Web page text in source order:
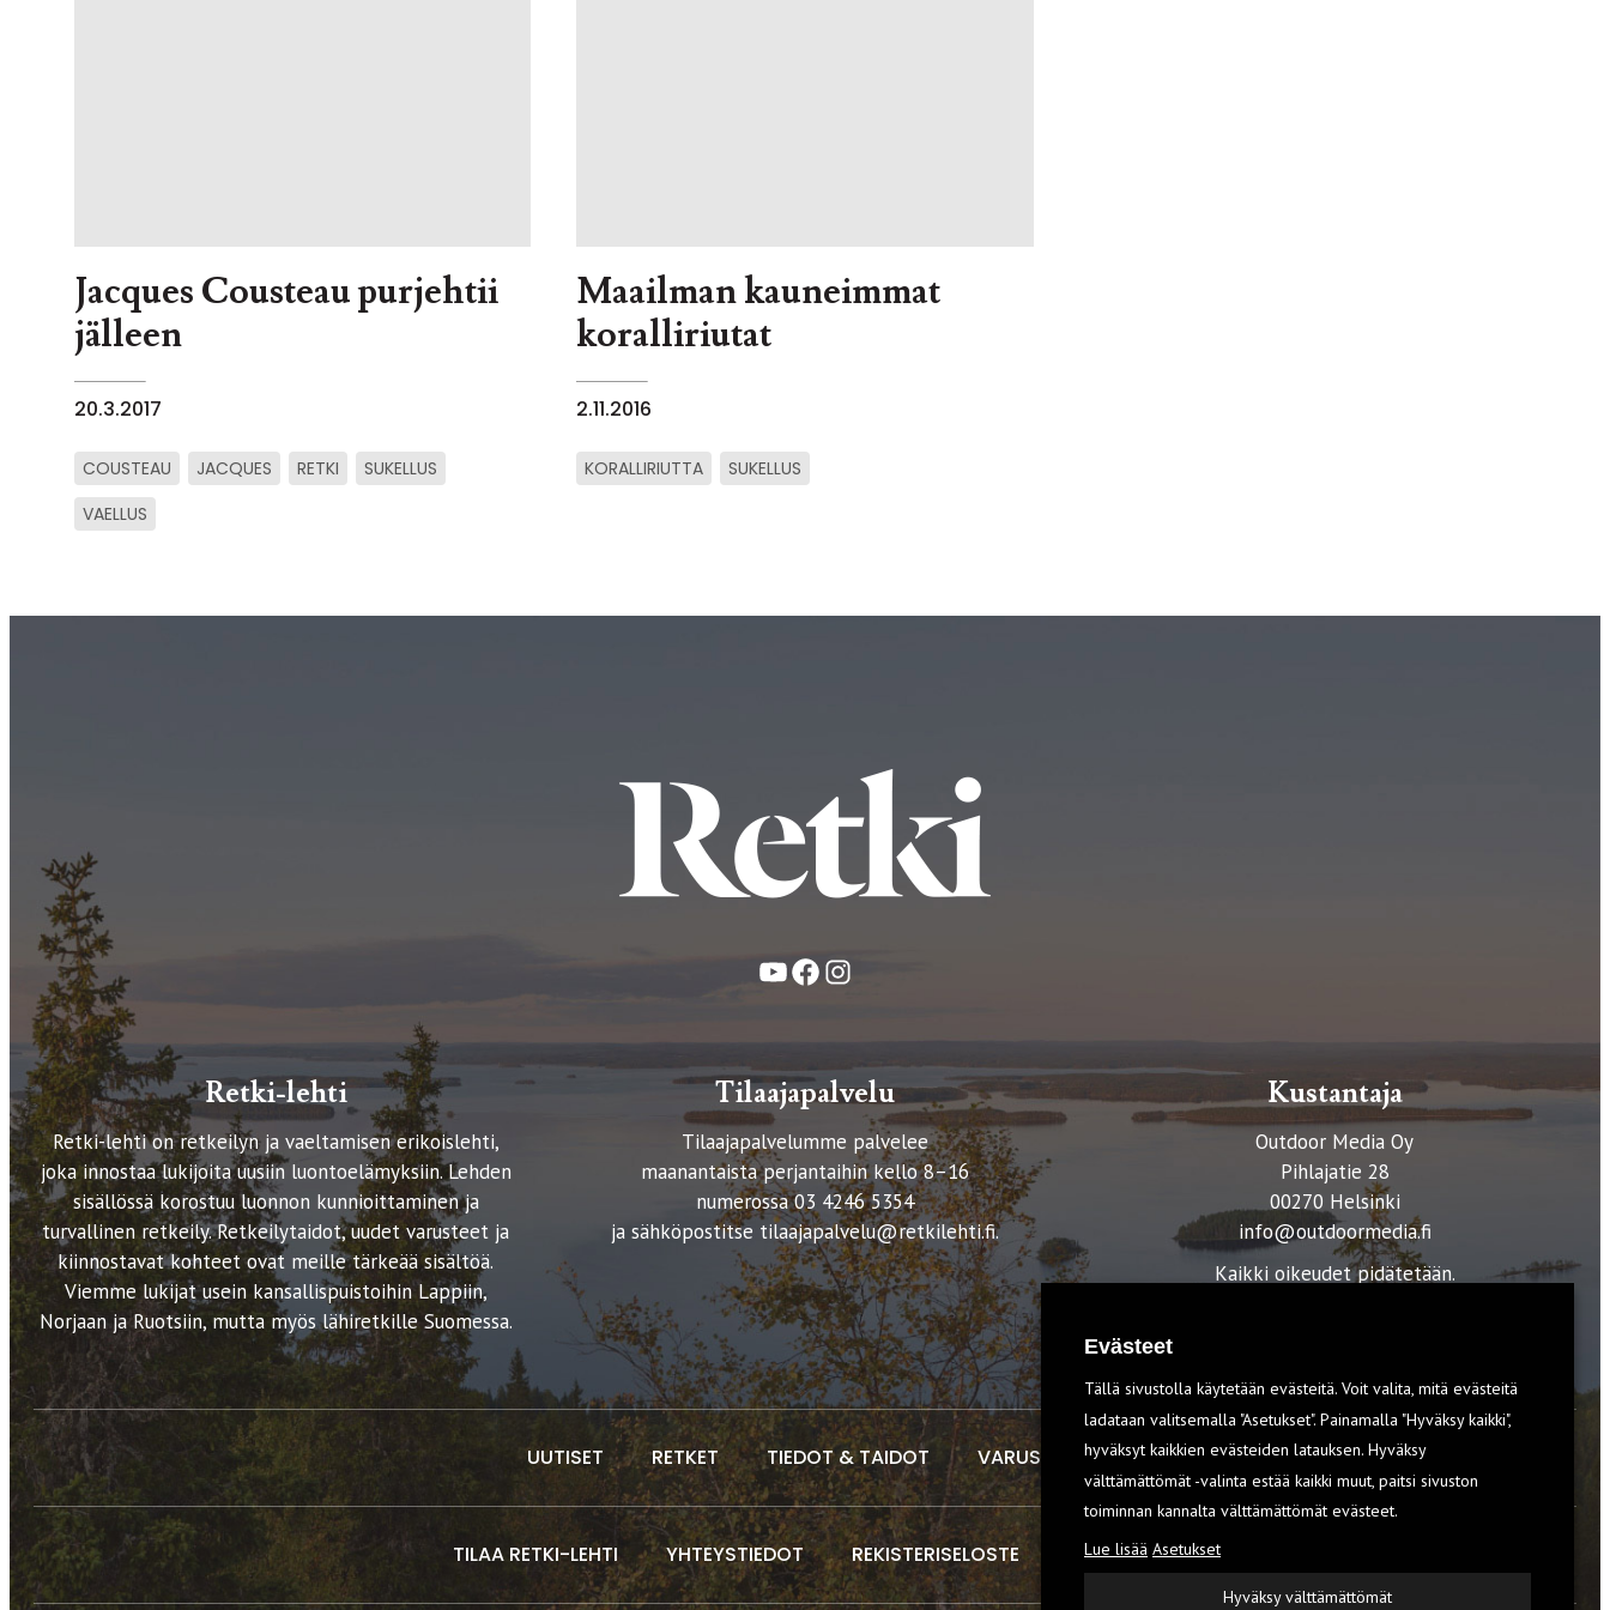
Jacques Cousteau purjehtii
jälleen
20.3.2017
COUSTEAU JACQUES RETKI
SUKELLUS
VAELLUS
Maailman kauneimmat
koralliriutat
2.11.2016
KORALLIRIUTTA SUKELLUS
YouTube
FacebookInstagram
Retki-lehti
Retki-lehti on retkeilyn ja vaeltamisen erikoislehti,
joka innostaa lukijoita uusiin luontoelämyksiin. Lehden
sisällössä korostuu luonnon kunnioittaminen ja
turvallinen retkeily. Retkeilytaidot, uudet varusteet ja
kiinnostavat kohteet ovat meille tärkeää sisältöä.
Viemme lukijat usein kansallispuistoihin Lappiin,
Norjaan ja Ruotsiin, mutta myös lähiretkille Suomessa.
Tilaajapalvelu
Tilaajapalvelumme palvelee
maanantaista perjantaihin kello 8–16
numerossa 03 4246 5354
ja sähköpostitse tilaajapalvelu@retkilehti.fi.
Kustantaja
Outdoor Media Oy
Pihlajatie 28
00270 Helsinki
info@outdoormedia.fi
Kaikki oikeudet pidätetään.
UUTISET RETKET TIEDOT & TAIDOT VARUSTEET
TILAA RETKI-LEHTI YHTEYSTIEDOT REKISTERISELOSTE EVÄSTEET
Evästeet
Tällä sivustolla käytetään evästeitä. Voit valita, mitä evästeitä
ladataan valitsemalla "Asetukset". Painamalla "Hyväksy kaikki",
hyväksyt kaikkien evästeiden latauksen. Hyväksy
välttämättömät -valinta estää kaikki muut, paitsi sivuston
toiminnan kannalta välttämättömät evästeet.
Lue lisää Asetukset
Hyväksy välttämättömät